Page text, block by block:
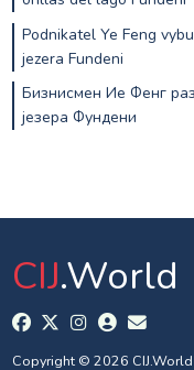
Podnikatel Ye Feng
jezera Fundeni
Бизнисмен Ие Фенг
језера Фундени
CIJ.World
Copyright © 2026 CIJ.World